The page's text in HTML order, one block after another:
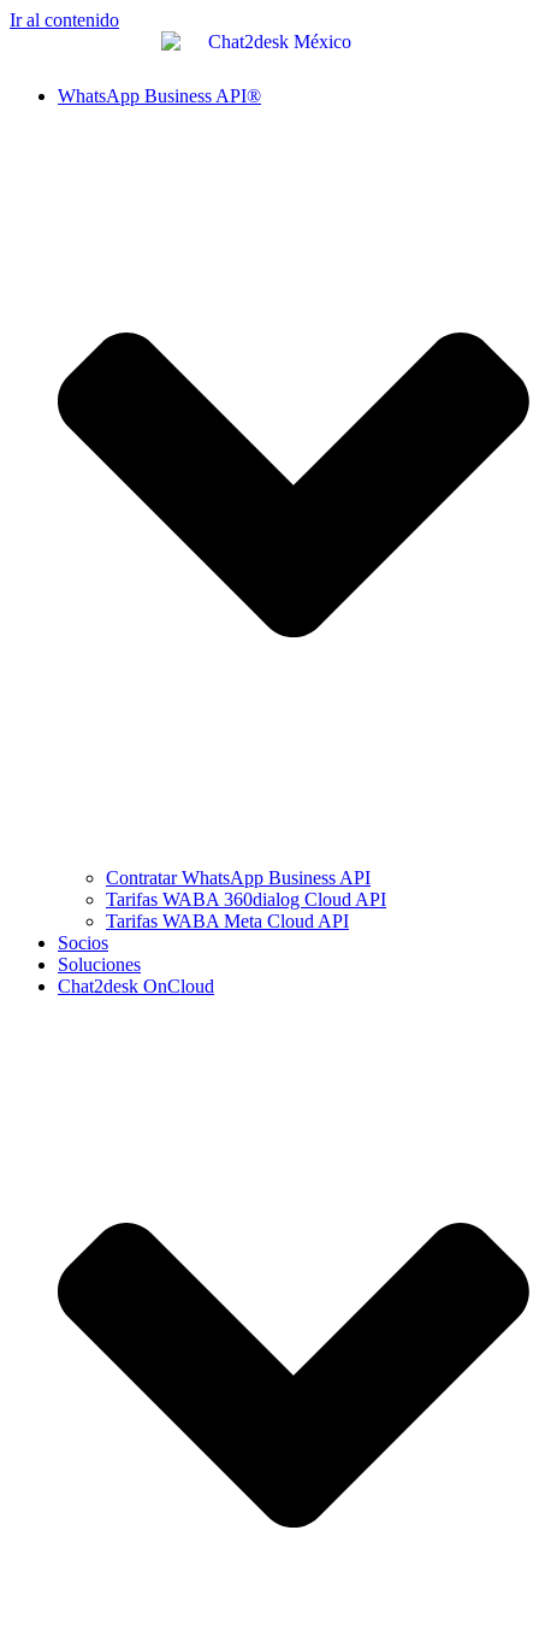
Ir al contenido
WhatsApp Business API®
Contratar WhatsApp Business API
Tarifas WABA 360dialog Cloud API
Tarifas WABA Meta Cloud API
Socios
Soluciones
Chat2desk OnCloud